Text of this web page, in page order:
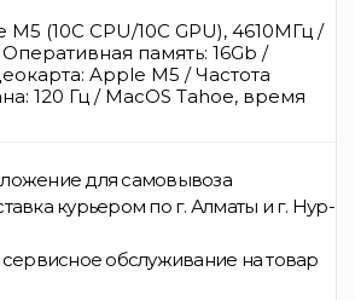
(10C CPU/10C GPU), 4610МГц /
Оперативная память: 16Gb /
Apple M5 / Частота
120 Гц / MacOS Tahoe, время
для самовывоза
курьером по г. Алматы и г. Нур-
обслуживание на товар